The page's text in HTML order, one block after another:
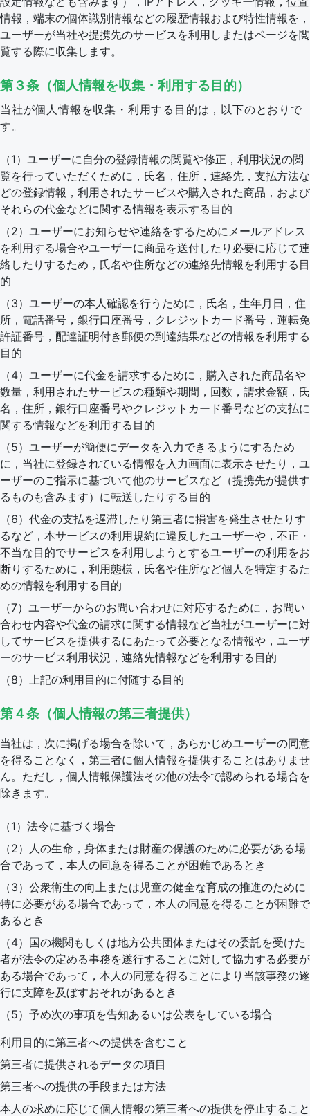
情報，端末の個体識別情報などの履歴情報および特性情報を，
ユーザーが当社や提携先のサービスを利用しまたはページを閲
覧する際に収集します。
第３条（個人情報を収集・利用する目的）
当社が個人情報を収集・利用する目的は，以下のとおりで
す。
（1）ユーザーに自分の登録情報の閲覧や修正，利用状況の閲
覧を行っていただくために，氏名，住所，連絡先，支払方法な
どの登録情報，利用されたサービスや購入された商品，および
それらの代金などに関する情報を表示する目的
（2）ユーザーにお知らせや連絡をするためにメールアドレス
を利用する場合やユーザーに商品を送付したり必要に応じて連
絡したりするため，氏名や住所などの連絡先情報を利用する目
的
（3）ユーザーの本人確認を行うために，氏名，生年月日，住
所，電話番号，銀行口座番号，クレジットカード番号，運転免
許証番号，配達証明付き郵便の到達結果などの情報を利用する
目的
（4）ユーザーに代金を請求するために，購入された商品名や
数量，利用されたサービスの種類や期間，回数，請求金額，氏
名，住所，銀行口座番号やクレジットカード番号などの支払に
関する情報などを利用する目的
（5）ユーザーが簡便にデータを入力できるようにするため
に，当社に登録されている情報を入力画面に表示させたり，ユ
ーザーのご指示に基づいて他のサービスなど（提携先が提供す
るものも含みます）に転送したりする目的
（6）代金の支払を遅滞したり第三者に損害を発生させたりす
るなど，本サービスの利用規約に違反したユーザーや，不正・
不当な目的でサービスを利用しようとするユーザーの利用をお
断りするために，利用態様，氏名や住所など個人を特定するた
めの情報を利用する目的
（7）ユーザーからのお問い合わせに対応するために，お問い
合わせ内容や代金の請求に関する情報など当社がユーザーに対
してサービスを提供するにあたって必要となる情報や，ユーザ
ーのサービス利用状況，連絡先情報などを利用する目的
（8）上記の利用目的に付随する目的
第４条（個人情報の第三者提供）
当社は，次に掲げる場合を除いて，あらかじめユーザーの同意
を得ることなく，第三者に個人情報を提供することはありませ
ん。ただし，個人情報保護法その他の法令で認められる場合を
除きます。
（1）法令に基づく場合
（2）人の生命，身体または財産の保護のために必要がある場
合であって，本人の同意を得ることが困難であるとき
（3）公衆衛生の向上または児童の健全な育成の推進のために
特に必要がある場合であって，本人の同意を得ることが困難で
あるとき
（4）国の機関もしくは地方公共団体またはその委託を受けた
者が法令の定める事務を遂行することに対して協力する必要が
ある場合であって，本人の同意を得ることにより当該事務の遂
行に支障を及ぼすおそれがあるとき
（5）予め次の事項を告知あるいは公表をしている場合
利用目的に第三者への提供を含むこと
第三者に提供されるデータの項目
第三者への提供の手段または方法
本人の求めに応じて個人情報の第三者への提供を停止すること